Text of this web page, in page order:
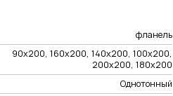
фланель
90х200, 160х200, 140х200, 100х200,
200х200, 180х200
Однотонный